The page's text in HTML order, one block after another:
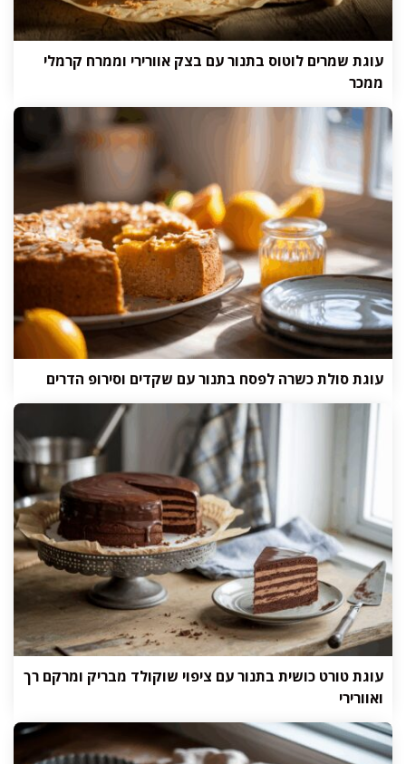
עוגת שמרים לוטוס בתנור עם בצק אוורירי וממרח קרמלי
ממכר
עוגת סולת כשרה לפסח בתנור עם שקדים וסירופ הדרים
עוגת טורט כושית בתנור עם ציפוי שוקולד מבריק ומרקם רך
ואוורירי